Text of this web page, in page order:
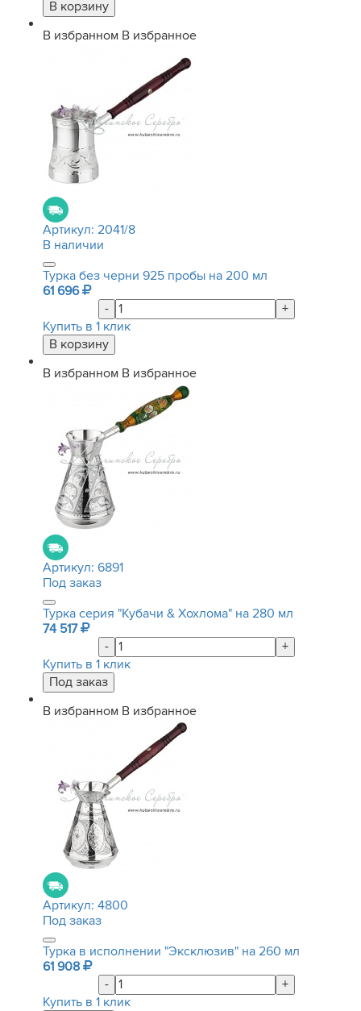
В избранном В избранное
Артикул: 2041/8
В наличии
Турка без черни 925 пробы на 200 мл
61 696
-
+
Купить в 1 клик
В избранном В избранное
Артикул: 6891
Под заказ
Турка серия "Кубачи & Хохлома" на 280 мл
74 517
-
+
Купить в 1 клик
В избранном В избранное
Артикул: 4800
Под заказ
Турка в исполнении "Эксклюзив" на 260 мл
61 908
-
+
Купить в 1 клик